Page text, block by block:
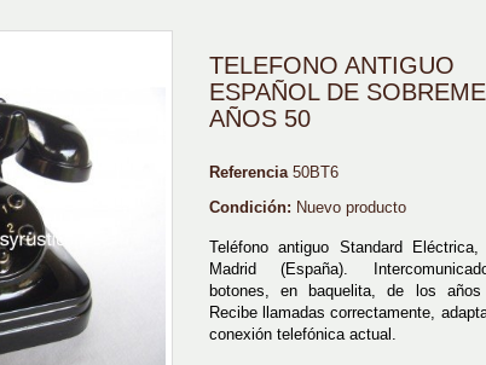
TELEFONO ANTIGUO
ESPAÑOL DE
AÑOS 50
Referencia 50BT6
Condición: Nuevo producto
Teléfono antiguo Standard
Madrid (España).
botones, en baquelita, de los años
Recibe llamadas correctamente,
conexión telefónica actual.